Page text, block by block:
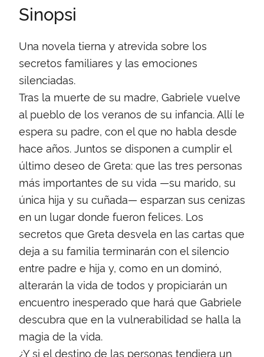
Sinopsi
Una novela tierna y atrevida sobre los
secretos familiares y las emociones
silenciadas.
Tras la muerte de su madre, Gabriele vuelve
al pueblo de los veranos de su infancia. Allí le
espera su padre, con el que no habla desde
hace años. Juntos se disponen a cumplir el
último deseo de Greta: que las tres personas
más importantes de su vida —su marido, su
única hija y su cuñada— esparzan sus cenizas
en un lugar donde fueron felices. Los
secretos que Greta desvela en las cartas que
deja a su familia terminarán con el silencio
entre padre e hija y, como en un dominó,
alterarán la vida de todos y propiciarán un
encuentro inesperado que hará que Gabriele
descubra que en la vulnerabilidad se halla la
magia de la vida.
¿Y si el destino de las personas tendiera un